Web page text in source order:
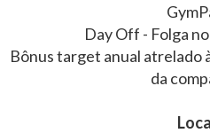
Day Off - Folga
Bônus target anual atrelado
da